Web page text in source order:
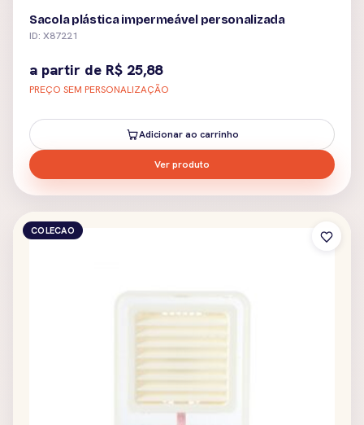
Sacola plástica impermeável personalizada
ID: X87221
a partir de R$ 25,88
PREÇO SEM PERSONALIZAÇÃO
Adicionar ao carrinho
Ver produto
COLECAO